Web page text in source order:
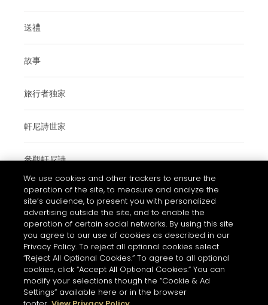
送禮
故事
旅行者独家
軒尼詩世家
參觀軒尼詩
使用條款與細則
常見問題
私隱和COOKIES政策通知
聯絡我們
的COOKIE設置
We use cookies and other trackers to ensure the
operation of the site, to measure and analyze the
site’s audience, to present you with personalized
advertising outside the site, and to enable the
operation of certain social networks. By using this site
you agree to our use of cookies as described in our
Privacy Policy. To reject all optional cookies select
“Reject All Optional Cookies.” To agree to all optional
cookies, click “Accept All Optional Cookies.” You can
modify your selections though the “Cookie & Ad
Settings” available here or in the browser